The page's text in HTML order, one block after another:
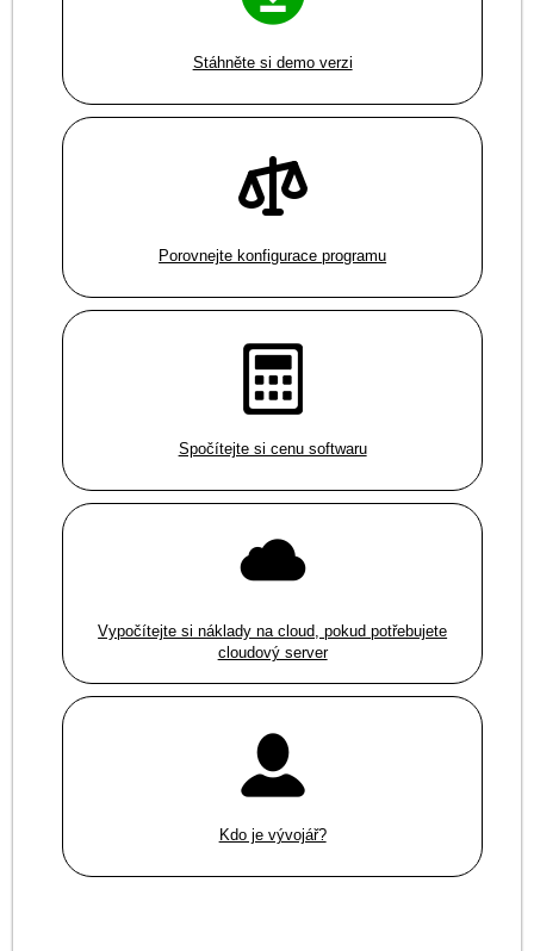
Stáhněte si demo verzi
Porovnejte konfigurace programu
Spočítejte si cenu softwaru
Vypočítejte si náklady na cloud, pokud potřebujete
cloudový server
Kdo je vývojář?